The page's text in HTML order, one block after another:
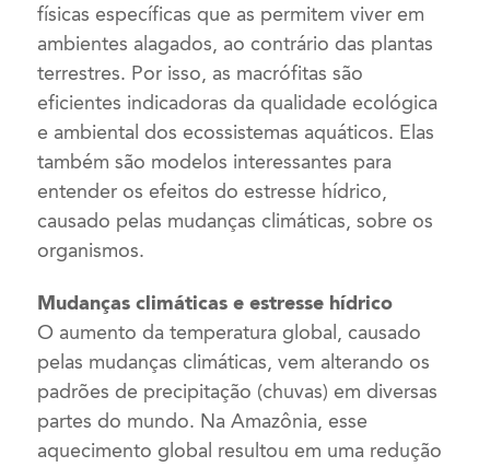
físicas específicas que as permitem viver em
ambientes alagados, ao contrário das plantas
terrestres. Por isso, as macrófitas são
eficientes indicadoras da qualidade ecológica
e ambiental dos ecossistemas aquáticos. Elas
também são modelos interessantes para
entender os efeitos do estresse hídrico,
causado pelas mudanças climáticas, sobre os
organismos.
Mudanças climáticas e estresse hídrico
O aumento da temperatura global, causado
pelas mudanças climáticas, vem alterando os
padrões de precipitação (chuvas) em diversas
partes do mundo. Na Amazônia, esse
aquecimento global resultou em uma redução